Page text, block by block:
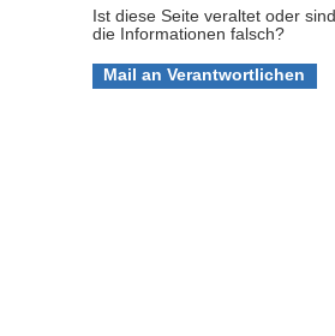
Ist diese Seite veraltet oder sind
die Informationen falsch?